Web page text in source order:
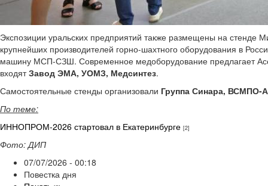
Экспозиции уральских предприятий также размещены на стенде
крупнейших производителей горно-шахтного оборудования в
машину МСП-СЗШ. Современное медоборудование предлагает
входятЗавод ЭМА, УОМЗ, Медсинтез.
Самостоятельные стенды организовали Группа Синара,
По теме:
ИННОПРОМ-2026 стартовал в Екатеринбурге [2]
Фото: ДИП
07/07/2026 - 00:18
Повестка дня